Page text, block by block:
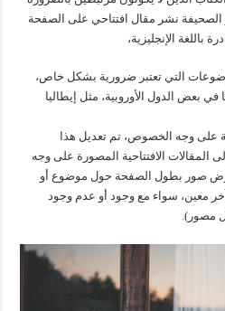
الصحيفة نشر مقال افتتاحي على الصفحة
باللغة الإنجليزية،
التي تعتبر ضرورية بشكل خاص،
بعض الدول الأوروبية، مثل إيطاليا
على وجه الخصوص، تم تعديل هذا
المقالات الافتتاحية المصورة على وجه
صور بطول الصفحة حول موضوع أو
معين، سواء مع وجود أو عدم وجود
مصور).